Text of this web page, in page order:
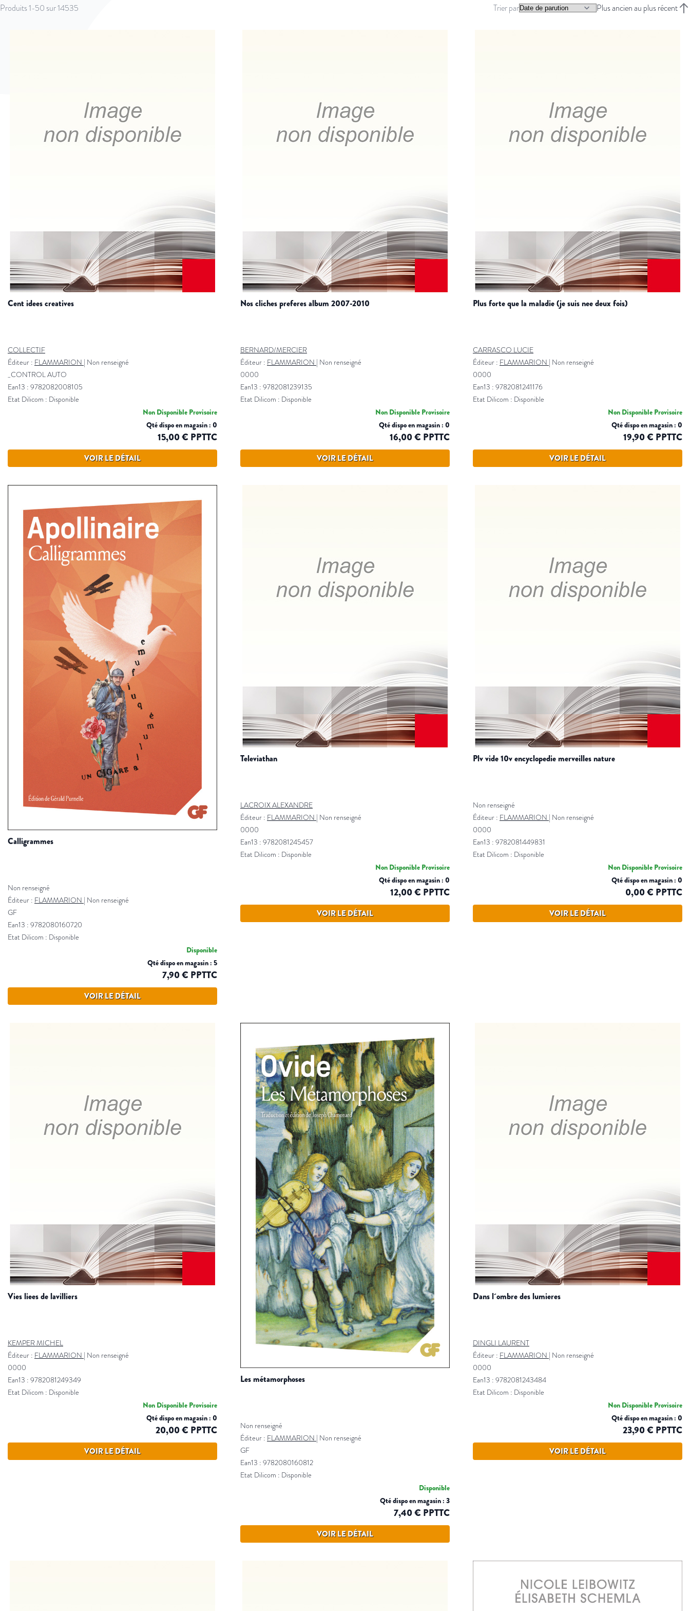
Produits1-50 sur14535 Trier par
Plus ancien au plus récent
cent idees creatives
COLLECTIF
Éditeur : FLAMMARION | Non renseigné
_CONTROL AUTO
Ean13 : 9782082008105
Etat Dilicom : Disponible
Non Disponible Provisoire
Qté dispo en magasin : 0
15,00 € PPTTC
VOIR LE DÉTAIL
nos cliches preferes album 2007-2010
BERNARD/MERCIER
Éditeur : FLAMMARION | Non renseigné
0000
Ean13 : 9782081239135
Etat Dilicom : Disponible
Non Disponible Provisoire
Qté dispo en magasin : 0
16,00 € PPTTC
VOIR LE DÉTAIL
plus forte que la maladie (je suis nee deux fois)
CARRASCO LUCIE
Éditeur : FLAMMARION | Non renseigné
0000
Ean13 : 9782081241176
Etat Dilicom : Disponible
Non Disponible Provisoire
Qté dispo en magasin : 0
19,90 € PPTTC
VOIR LE DÉTAIL
calligrammes
Non renseigné
Éditeur : FLAMMARION | Non renseigné
GF
Ean13 : 9782080160720
Etat Dilicom : Disponible
Disponible
Qté dispo en magasin : 5
7,90 € PPTTC
VOIR LE DÉTAIL
televiathan
LACROIX ALEXANDRE
Éditeur : FLAMMARION | Non renseigné
0000
Ean13 : 9782081245457
Etat Dilicom : Disponible
Non Disponible Provisoire
Qté dispo en magasin : 0
12,00 € PPTTC
VOIR LE DÉTAIL
plv vide 10v encyclopedie merveilles nature
Non renseigné
Éditeur : FLAMMARION | Non renseigné
0000
Ean13 : 9782081449831
Etat Dilicom : Disponible
Non Disponible Provisoire
Qté dispo en magasin : 0
0,00 € PPTTC
VOIR LE DÉTAIL
vies liees de lavilliers
KEMPER MICHEL
Éditeur : FLAMMARION | Non renseigné
0000
Ean13 : 9782081249349
Etat Dilicom : Disponible
Non Disponible Provisoire
Qté dispo en magasin : 0
20,00 € PPTTC
VOIR LE DÉTAIL
les métamorphoses
Non renseigné
Éditeur : FLAMMARION | Non renseigné
GF
Ean13 : 9782080160812
Etat Dilicom : Disponible
Disponible
Qté dispo en magasin : 3
7,40 € PPTTC
VOIR LE DÉTAIL
dans l´ombre des lumieres
DINGLI LAURENT
Éditeur : FLAMMARION | Non renseigné
0000
Ean13 : 9782081243484
Etat Dilicom : Disponible
Non Disponible Provisoire
Qté dispo en magasin : 0
23,90 € PPTTC
VOIR LE DÉTAIL